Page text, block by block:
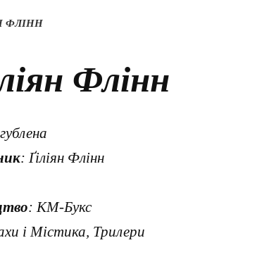
ФЛІНН
Флінн
: Ґіліян Флінн
: КМ-Букс
і Містика, Трилери